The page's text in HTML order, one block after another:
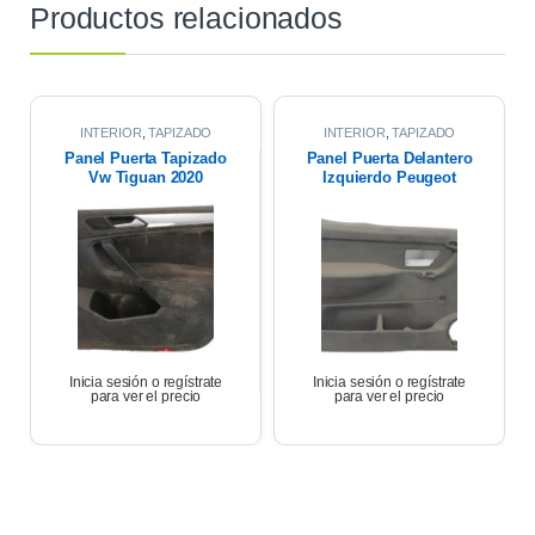
Productos relacionados
INTERIOR ,TAPIZADO
Panel Puerta Tapizado
Vw Tiguan 2020
Inicia sesión o regístrate
para ver el precio
INTERIOR ,TAPIZADO
Panel Puerta Delantero
Izquierdo Peugeot
Inicia sesión o regístrate
para ver el precio